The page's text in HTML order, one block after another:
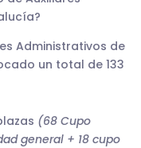
Administrativos de
un total de 133
(68 Cupo
general + 18 cupo